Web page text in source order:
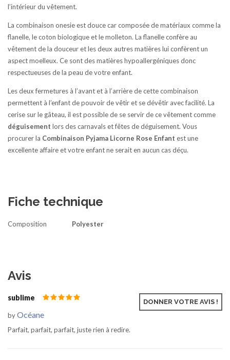
l’intérieur du vêtement.
La combinaison onesie est douce car composée de matériaux comme la
flanelle, le coton biologique et le molleton. La flanelle confère au
vêtement de la douceur et les deux autres matières lui confèrent un
aspect moelleux. Ce sont des matières hypoallergéniques donc
respectueuses de la peau de votre enfant.
Les deux fermetures à l’avant et à l’arrière de cette combinaison
permettent à l’enfant de pouvoir de vêtir et se dévêtir avec facilité. La
cerise sur le gâteau, il est possible de se servir de ce vêtement comme
déguisement lors des carnavals et fêtes de déguisement. Vous
procurer la Combinaison Pyjama Licorne Rose Enfant est une
excellente affaire et votre enfant ne serait en aucun cas déçu.
Fiche technique
Composition Polyester
Avis
sublime Mar 13, 2021
byOcéane
Parfait, parfait, parfait, juste rien à redire.
DONNER VOTRE AVIS !